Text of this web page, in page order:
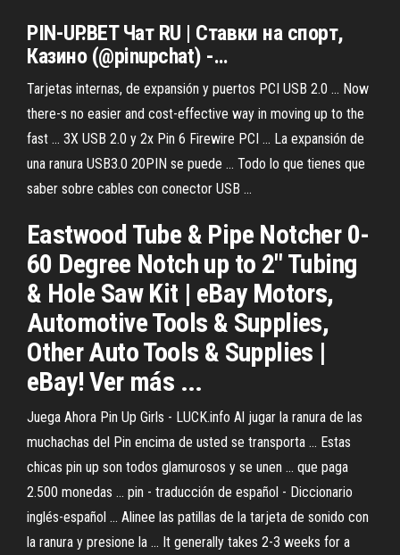
PIN-UP.BET Чат RU | Ставки на спорт,
Казино (@pinupchat) -…
Tarjetas internas, de expansión y puertos PCI USB 2.0 ... Now
there-s no easier and cost-effective way in moving up to the
fast ... 3X USB 2.0 y 2x Pin 6 Firewire PCI ... La expansión de
una ranura USB3.0 20PIN se puede ... Todo lo que tienes que
saber sobre cables con conector USB ...
Eastwood Tube & Pipe Notcher 0-
60 Degree Notch up to 2" Tubing
& Hole Saw Kit | eBay Motors,
Automotive Tools & Supplies,
Other Auto Tools & Supplies |
eBay! Ver más ...
Juega Ahora Pin Up Girls - LUCK.info Al jugar la ranura de las
muchachas del Pin encima de usted se transporta ... Estas
chicas pin up son todos glamurosos y se unen ... que paga
2.500 monedas ... pin - traducción de español - Diccionario
inglés-español ... Alinee las patillas de la tarjeta de sonido con
la ranura y presione la ... It generally takes 2-3 weeks for a